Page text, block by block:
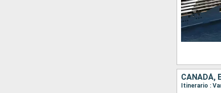
CANADÁ,
Itinerario :